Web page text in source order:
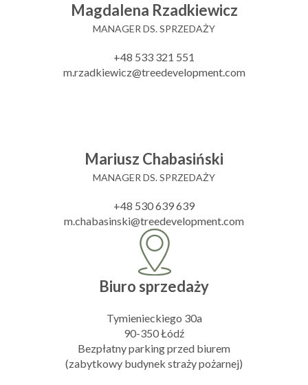
Magdalena Rzadkiewicz
MANAGER DS. SPRZEDAŻY
+48 533 321 551
m.rzadkiewicz@treedevelopment.com
Mariusz Chabasiński
MANAGER DS. SPRZEDAŻY
+48 530 639 639
m.chabasinski@treedevelopment.com
Biuro sprzedaży
Tymienieckiego 30a
90-350 Łódź
Bezpłatny parking przed biurem
(zabytkowy budynek straży pożarnej)